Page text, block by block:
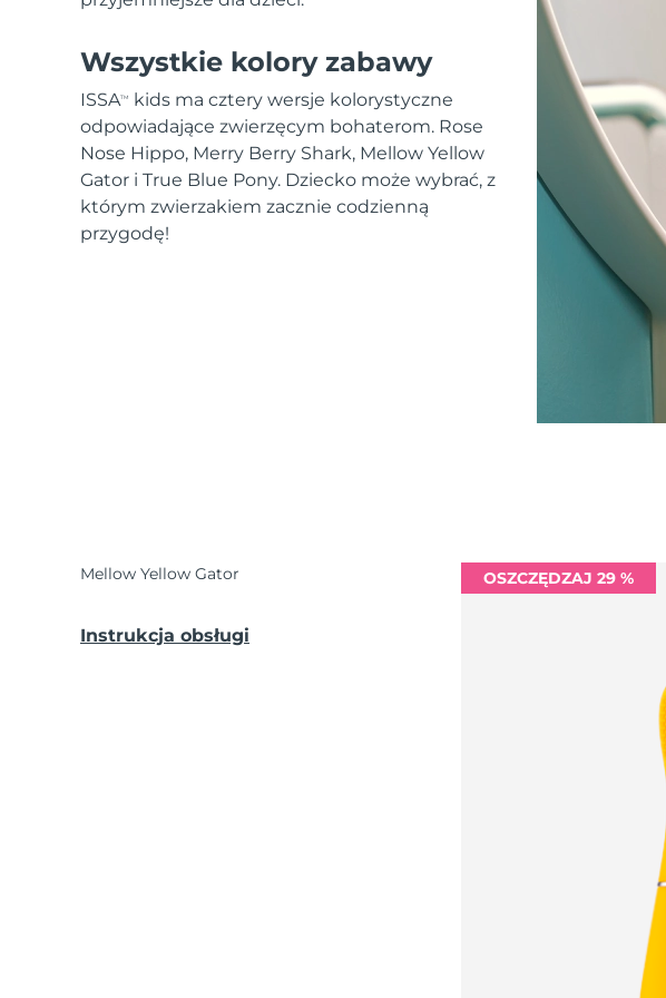
Wszystkie kolory zabawy
ISSATM
kids ma cztery wersje kolorystyczne
odpowiadające zwierzęcym bohaterom. Rose
Nose Hippo, Merry Berry Shark, Mellow Yellow
Gator i True Blue Pony. Dziecko może wybrać, z
którym zwierzakiem zacznie codzienną
przygodę!
OSZCZĘDZAJ 29 %
Mellow Yellow Gator
Instrukcja obsługi